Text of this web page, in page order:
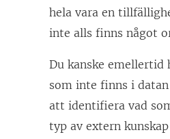
hela vara en
inte alls finns något
Du kanske emellertid
som inte finns i
att identifiera vad
typ av extern